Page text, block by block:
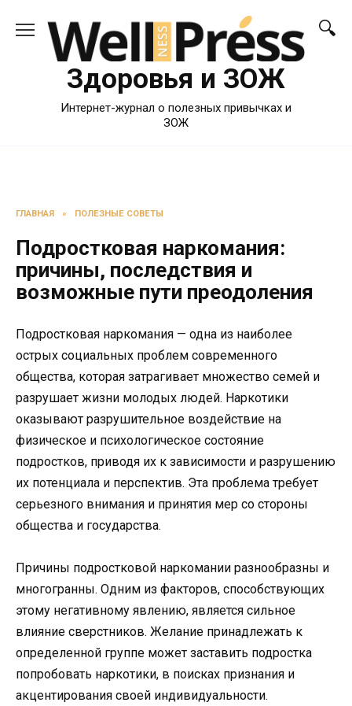
содержанию
Здоровья и ЗОЖ
Интернет-журнал о полезных привычках и
ЗОЖ
ГЛАВНАЯ » ПОЛЕЗНЫЕ СОВЕТЫ
Подростковая наркомания:
причины, последствия и
возможные пути преодоления
Подростковая наркомания — одна из наиболее
острых социальных проблем современного
общества, которая затрагивает множество семей и
разрушает жизни молодых людей. Наркотики
оказывают разрушительное воздействие на
физическое и психологическое состояние
подростков, приводя их к зависимости и разрушению
их потенциала и перспектив. Эта проблема требует
серьезного внимания и принятия мер со стороны
общества и государства.
Причины подростковой наркомании разнообразны и
многогранны. Одним из факторов, способствующих
этому негативному явлению, является сильное
влияние сверстников. Желание принадлежать к
определенной группе может заставить подростка
попробовать наркотики, в поисках признания и
акцентирования своей индивидуальности.